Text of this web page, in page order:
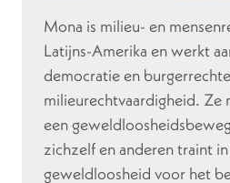
Mona is milieu- en
Latijns-Amerika en werkt
democratie en
milieurechtvaardigheid. Ze
een
zichzelf en anderen traint
geweldloosheid voor het